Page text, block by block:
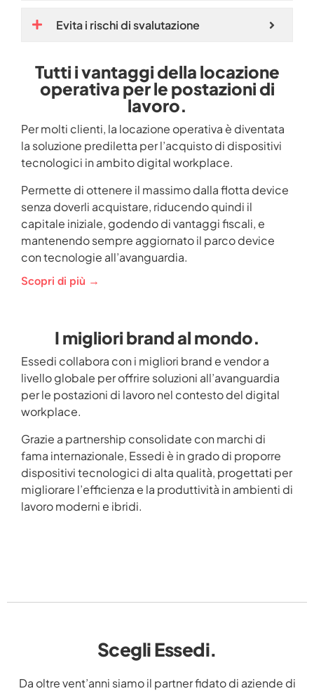
Evita i rischi di svalutazione
Tutti i vantaggi della locazione
operativa per le postazioni di
lavoro.
Per molti clienti, la locazione operativa è diventata
la soluzione prediletta per l’acquisto di dispositivi
tecnologici in ambito digital workplace.
Permette di ottenere il massimo dalla flotta device
senza doverli acquistare, riducendo quindi il
capitale iniziale, godendo di vantaggi fiscali, e
mantenendo sempre aggiornato il parco device
con tecnologie all’avanguardia.
Scopri di più →
I migliori brand al mondo.
Essedi collabora con i migliori brand e vendor a
livello globale per offrire soluzioni all’avanguardia
per le postazioni di lavoro nel contesto del digital
workplace.
Grazie a partnership consolidate con marchi di
fama internazionale, Essedi è in grado di proporre
dispositivi tecnologici di alta qualità, progettati per
migliorare l’efficienza e la produttività in ambienti di
lavoro moderni e ibridi.
Scegli Essedi.
Da oltre vent’anni siamo il partner fidato di aziende di